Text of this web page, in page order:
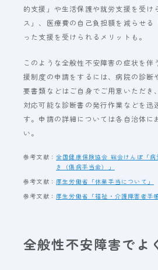
的支援」や生活保護や就労支援を受け
ス」、医療費の自己負担額を減らせる
った支援を受けられるメリットも。
このような全般性不安障害の症状を伴
援制度の申請をするには、病院の診断
要書類などはご自身でご用意いただき
対応可能な診断書の発行作業などを迅
す。申請の詳細については各自治体に
い。
参考文献： 全国健康保険協会 総会けんぽ「
き（傷病手当金）」
参考文献： 厚生労働省「休業手当について」
参考文献： 厚生労働省「福祉・介護障害者手帳
全般性不安障害でよ